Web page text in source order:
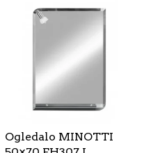
Ogledalo MINOTTI